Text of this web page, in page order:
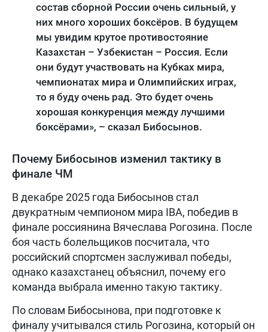
состав сборной России очень сильный, у
них много хороших боксёров. В будущем
мы увидим крутое противостояние
Казахстан – Узбекистан – Россия. Если
они будут участвовать на Кубках мира,
чемпионатах мира и Олимпийских играх,
то я буду очень рад. Это будет очень
хорошая конкуренция между лучшими
боксёрами», – сказал Бибосынов.
Почему Бибосынов изменил тактику в
финале ЧМ
В декабре 2025 года Бибосынов стал
двукратным чемпионом мира IBA, победив в
финале россиянина Вячеслава Рогозина. После
боя часть болельщиков посчитала, что
российский спортсмен заслуживал победы,
однако казахстанец объяснил, почему его
команда выбрала именно такую тактику.
По словам Бибосынова, при подготовке к
финалу учитывался стиль Рогозина, который он